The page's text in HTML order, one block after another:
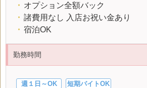
・ オプション全額バック
・ 諸費用なし 入店お祝い金あり
・ 宿泊OK
勤務時間
週１日～OK 短期バイトOK